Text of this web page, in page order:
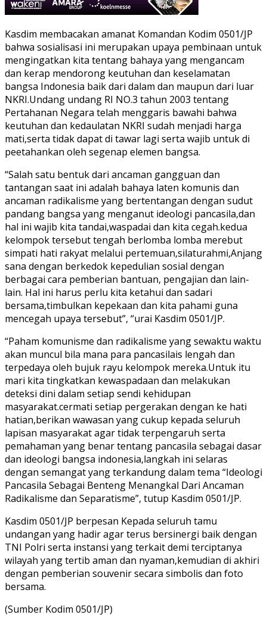
Kasdim membacakan amanat Komandan Kodim 0501/JP
bahwa sosialisasi ini merupakan upaya pembinaan untuk
mengingatkan kita tentang bahaya yang mengancam
dan kerap mendorong keutuhan dan keselamatan
bangsa Indonesia baik dari dalam dan maupun dari luar
NKRI.Undang undang RI NO.3 tahun 2003 tentang
Pertahanan Negara telah menggaris bawahi bahwa
keutuhan dan kedaulatan NKRI sudah menjadi harga
mati,serta tidak dapat di tawar lagi serta wajib untuk di
peetahankan oleh segenap elemen bangsa.
“Salah satu bentuk dari ancaman gangguan dan
tantangan saat ini adalah bahaya laten komunis dan
ancaman radikalisme yang bertentangan dengan sudut
pandang bangsa yang menganut ideologi pancasila,dan
hal ini wajib kita tandai,waspadai dan kita cegah.kedua
kelompok tersebut tengah berlomba lomba merebut
simpati hati rakyat melalui pertemuan,silaturahmi,Anjang
sana dengan berkedok kepedulian sosial dengan
berbagai cara pemberian bantuan, pengajian dan lain-
lain. Hal ini harus perlu kita ketahui dan sadari
bersama,timbulkan kepekaan dan kita pahami guna
mencegah upaya tersebut”, “urai Kasdim 0501/JP.
“Paham komunisme dan radikalisme yang sewaktu waktu
akan muncul bila mana para pancasilais lengah dan
terpedaya oleh bujuk rayu kelompok mereka.Untuk itu
mari kita tingkatkan kewaspadaan dan melakukan
deteksi dini dalam setiap sendi kehidupan
masyarakat.cermati setiap pergerakan dengan ke hati
hatian,berikan wawasan yang cukup kepada seluruh
lapisan masyarakat agar tidak terpengaruh serta
pemahaman yang benar tentang pancasila sebagai dasar
dan ideologi bangsa indonesia,langkah ini selaras
dengan semangat yang terkandung dalam tema “Ideologi
Pancasila Sebagai Benteng Menangkal Dari Ancaman
Radikalisme dan Separatisme”, tutup Kasdim 0501/JP.
Kasdim 0501/JP berpesan Kepada seluruh tamu
undangan yang hadir agar terus bersinergi baik dengan
TNI Polri serta instansi yang terkait demi terciptanya
wilayah yang tertib aman dan nyaman,kemudian di akhiri
dengan pemberian souvenir secara simbolis dan foto
bersama.
(Sumber Kodim 0501/JP)